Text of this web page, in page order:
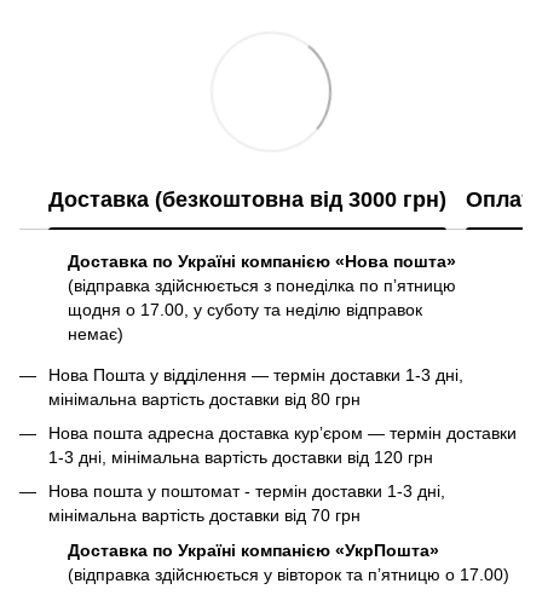
Доставка (безкоштовна від 3000 грн)
Доставка по Україні компанією «Нова пошта»
(відправка здійснюється з понеділка по пʼятницю
щодня о 17.00, у суботу та неділю відправок
немає)
Нова Пошта у відділення — термін доставки 1-3 дні,
мінімальна вартість доставки від 80 грн
Нова пошта адресна доставка курʼєром — термін доставки
1-3 дні, мінімальна вартість доставки від 120 грн
Нова пошта у поштомат - термін доставки 1-3 дні,
мінімальна вартість доставки від 70 грн
Доставка по Україні компанією «УкрПошта»
(відправка здійснюється у вівторок та пʼятницю о 17.00)